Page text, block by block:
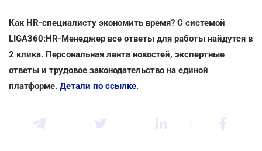
Как HR-специалисту экономить время? С системой
LIGA360:HR-Менеджер все ответы для работы найдутся в
2 клика. Персональная лента новостей, экспертные
ответы и трудовое законодательство на единой
платформе. Детали по ссылке.